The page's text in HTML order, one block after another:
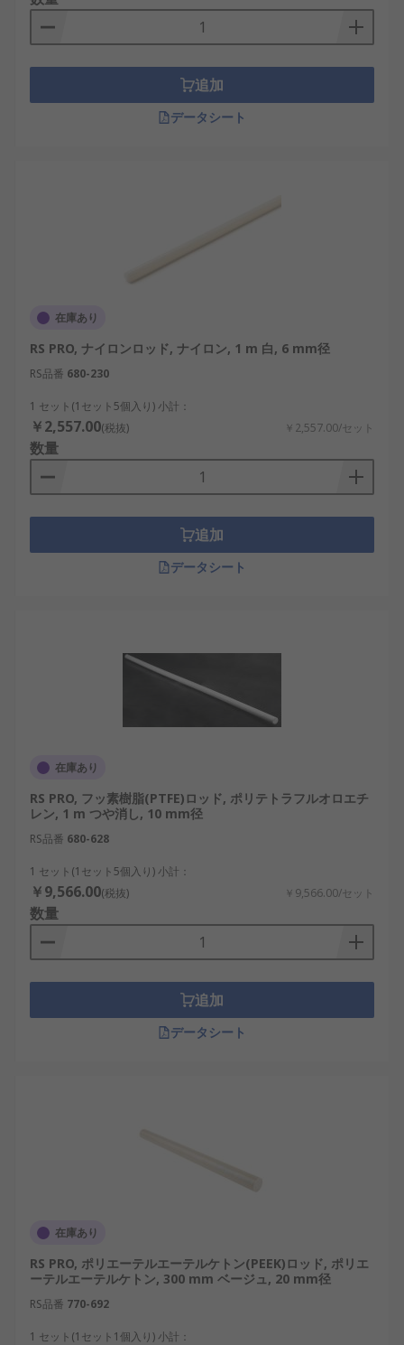
追加
データシート
在庫あり
RS PRO, ナイロンロッド, ナイロン, 1 m 白, 6 mm径
RS品番 680-230
1 セット(1セット5個入り) 小計：
￥2,557.00(税抜) ￥2,557.00/セット
数量
追加
データシート
在庫あり
RS PRO, フッ素樹脂(PTFE)ロッド, ポリテトラフルオロエチ
レン, 1 m つや消し, 10 mm径
RS品番 680-628
1 セット(1セット5個入り) 小計：
￥9,566.00(税抜) ￥9,566.00/セット
数量
追加
データシート
在庫あり
RS PRO, ポリエーテルエーテルケトン(PEEK)ロッド, ポリエ
ーテルエーテルケトン, 300 mm ベージュ, 20 mm径
RS品番 770-692
1 セット(1セット1個入り) 小計：